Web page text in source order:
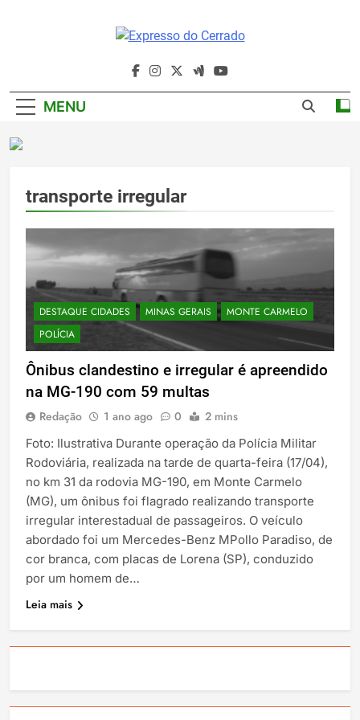
Expresso Do
Cerrado
MENU
transporte irregular
DESTAQUE CIDADES MINAS GERAIS
MONTE CARMELO
POLÍCIA
Ônibus clandestino e irregular é apreendido
na MG-190 com 59 multas
Redação 1 ano ago 0 2 mins
Foto: Ilustrativa Durante operação da Polícia Militar
Rodoviária, realizada na tarde de quarta-feira (17/04),
no km 31 da rodovia MG-190, em Monte Carmelo
(MG), um ônibus foi flagrado realizando transporte
irregular interestadual de passageiros. O veículo
abordado foi um Mercedes-Benz MPollo Paradiso, de
cor branca, com placas de Lorena (SP), conduzido
por um homem de…
Leia mais